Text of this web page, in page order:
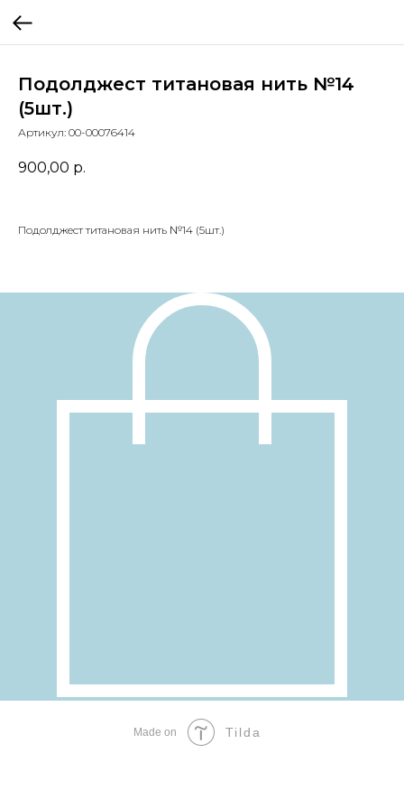
Подолджест титановая нить №14
(5шт.)
Артикул: 00-00076414
900,00 р.
Подолджест титановая нить №14 (5шт.)
Made on Tilda